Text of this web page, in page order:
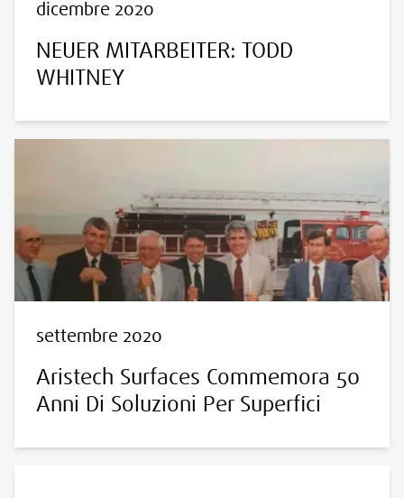
dicembre 2020
NEUER MITARBEITER: TODD
WHITNEY
settembre 2020
Aristech Surfaces Commemora 50
Anni Di Soluzioni Per Superfici